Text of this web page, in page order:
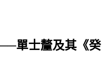
單士釐及其《癸